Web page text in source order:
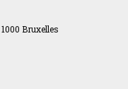
Bruxelles